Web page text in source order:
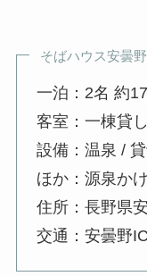
そばハウス安曇
一泊：2名 約
客室：一棟貸し
設備：温泉 /
ほか：源泉か
住所：長野県
交通：安曇野